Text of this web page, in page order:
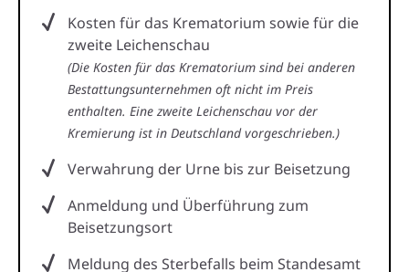
Kosten für das Krematorium sowie für die
zweite Leichenschau
(Die Kosten für das Krematorium sind bei anderen
Bestattungsunternehmen oft nicht im Preis
enthalten. Eine zweite Leichenschau vor der
Kremierung ist in Deutschland vorgeschrieben.)
Verwahrung der Urne bis zur Beisetzung
Anmeldung und Überführung zum
Beisetzungsort
Meldung des Sterbefalls beim Standesamt